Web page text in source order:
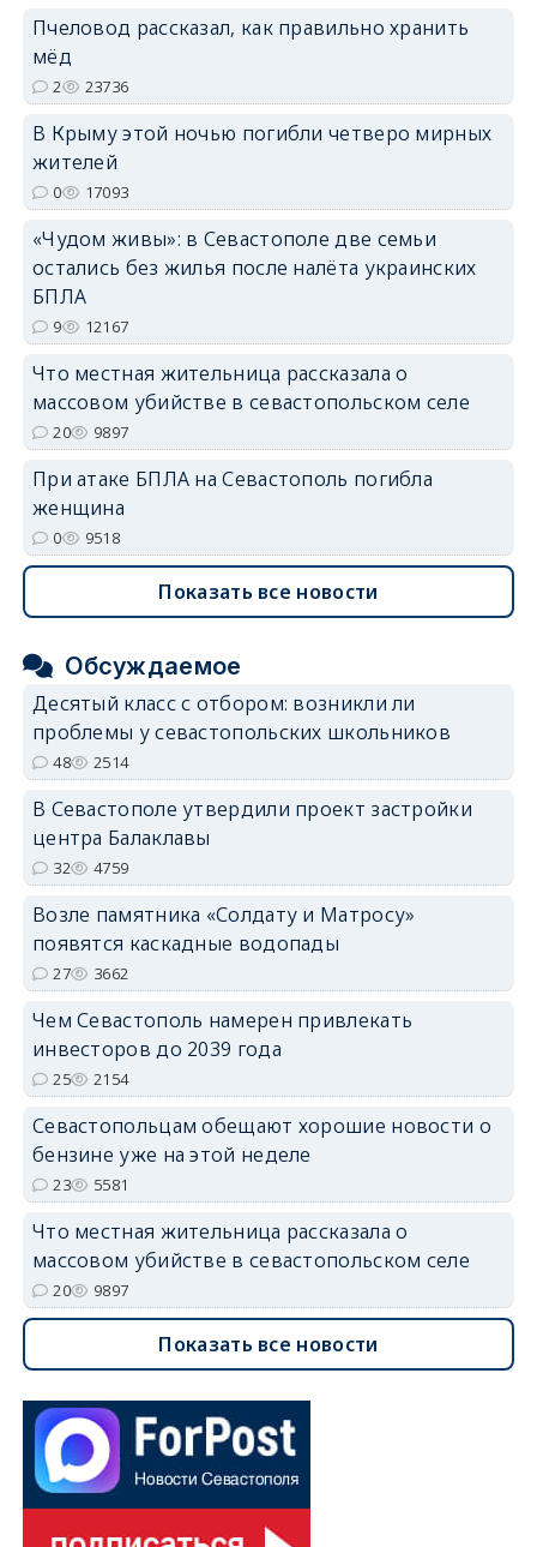
erid: 2SDnjdvhGXG
Пчеловод рассказал, как правильно хранить
мёд
2 23736
В Крыму этой ночью погибли четверо мирных
жителей
0 17093
«Чудом живы»: в Севастополе две семьи
остались без жилья после налёта украинских
БПЛА
9 12167
Что местная жительница рассказала о
массовом убийстве в севастопольском селе
20 9897
При атаке БПЛА на Севастополь погибла
женщина
0 9518
Показать все новости
Обсуждаемое
Десятый класс с отбором: возникли ли
проблемы у севастопольских школьников
48 2514
В Севастополе утвердили проект застройки
центра Балаклавы
32 4759
Возле памятника «Солдату и Матросу»
появятся каскадные водопады
27 3662
Чем Севастополь намерен привлекать
инвесторов до 2039 года
25 2154
Севастопольцам обещают хорошие новости о
бензине уже на этой неделе
23 5581
Что местная жительница рассказала о
массовом убийстве в севастопольском селе
20 9897
Показать все новости